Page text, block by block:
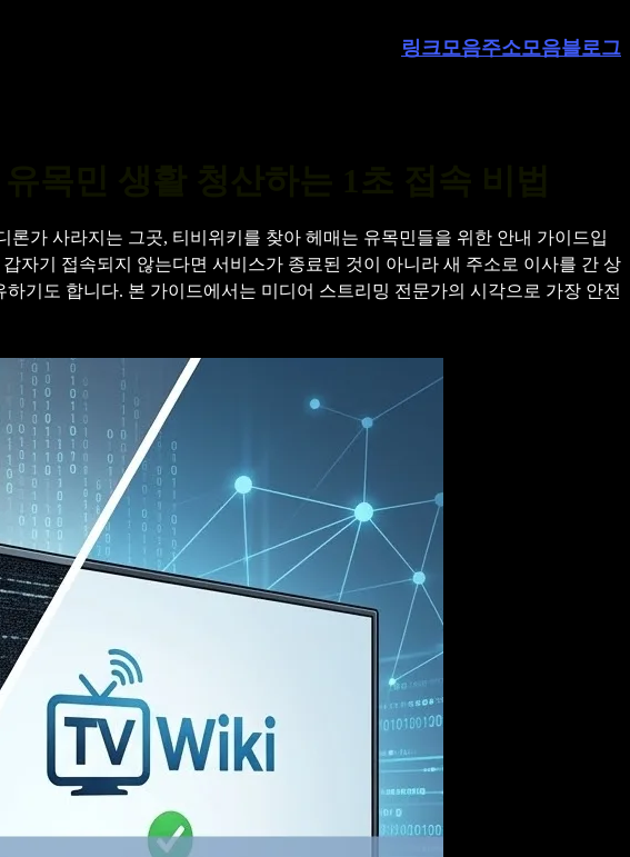
링크모음주소모음블로그
가 사라지는 그곳, 티비위키를 찾아 헤매는 유목민들을 위한 안내 가이드입
자기 접속되지 않는다면 서비스가 종료된 것이 아니라 새 주소로 이사를 간 상
기도 합니다. 본 가이드에서는 미디어 스트리밍 전문가의 시각으로 가장 안전